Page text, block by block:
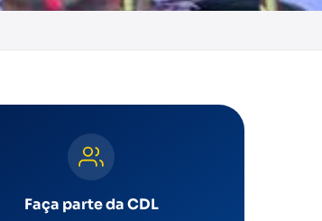
Faça parte da CDL